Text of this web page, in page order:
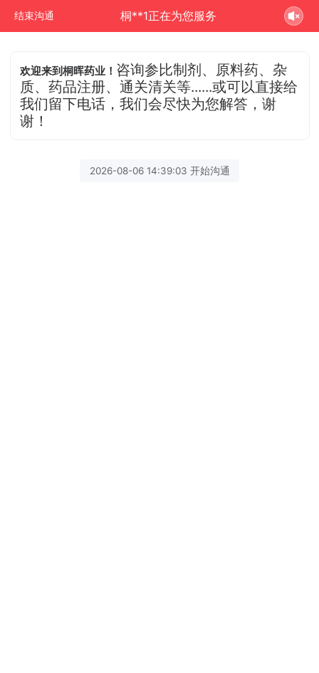
结束沟通 桐**1正在为您服务
欢迎来到桐晖药业！ 咨询参比制剂、原料药、杂
质、药品注册、通关清关等......或可以直接给
我们留下电话，我们会尽快为您解答，谢
谢！
2026-08-06 14:39:03 开始沟通